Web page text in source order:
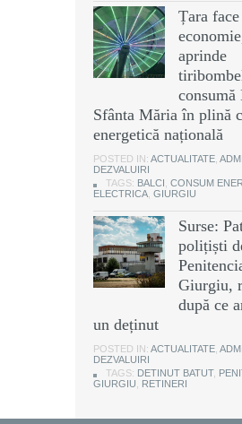
Țara face
aprinde
Sfânta Măria în plină
energetică națională
POSTED IN: ACTUALITATE
DEZVALUIRI
TAGS: BALCI CONSUM
ELECTRICA GIURGIU
Surse:
polițiști
Giurgiu,
după ce
un deținut
POSTED IN: ACTUALITATE
DEZVALUIRI
TAGS: DETINUT BATUT,
GIURGIU
RETINERI